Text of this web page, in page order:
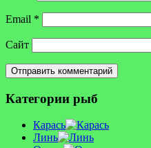
Email *
Сайт
Категории рыб
Карась
Линь